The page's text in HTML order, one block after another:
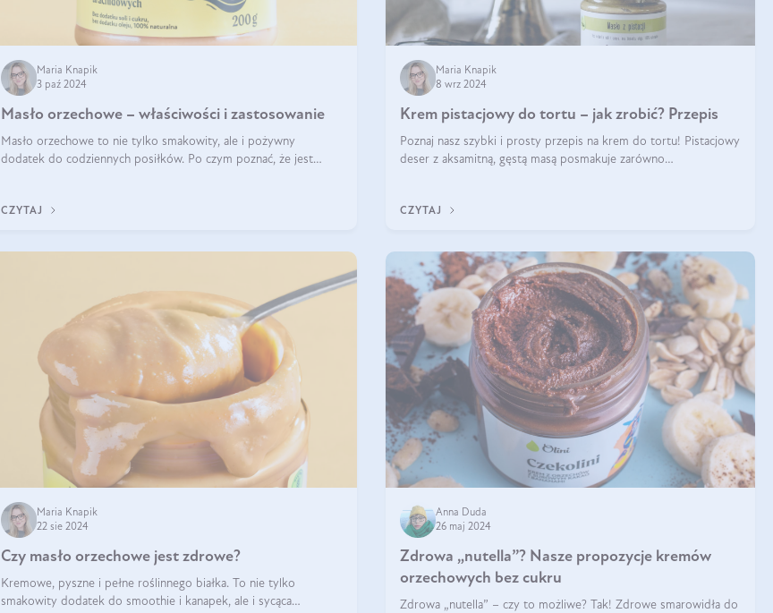
Maria Knapik
3 paź 2024
Masło orzechowe – właściwości i zastosowanie
Masło orzechowe to nie tylko smakowity, ale i pożywny
dodatek do codziennych posiłków. Po czym poznać, że jest
CZYTAJ
Maria Knapik
8 wrz 2024
Krem pistacjowy do tortu – jak zrobić? Przepis
Poznaj nasz szybki i prosty przepis na krem do tortu! Pistacjowy
deser z aksamitną, gęstą masą posmakuje zarówno
CZYTAJ
Maria Knapik
22 sie 2024
Czy masło orzechowe jest zdrowe?
Kremowe, pyszne i pełne roślinnego białka. To nie tylko
smakowity dodatek do smoothie i kanapek, ale i sycąca
Anna Duda
26 maj 2024
Zdrowa „nutella”? Nasze propozycje kremów
orzechowych bez cukru
Zdrowa „nutella” – czy to możliwe? Tak! Zdrowe smarowidła do